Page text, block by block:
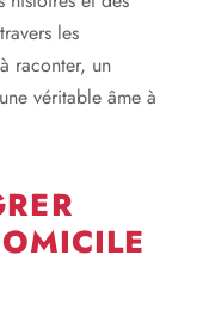
les
raconter, un
véritable âme à